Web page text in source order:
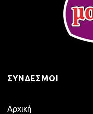
ΣΎΝΔΕΣΜΟΙ
Αρχική